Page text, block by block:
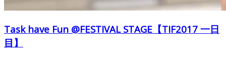
Task have Fun @FESTIVAL STAGE【TIF2017 一日
目】